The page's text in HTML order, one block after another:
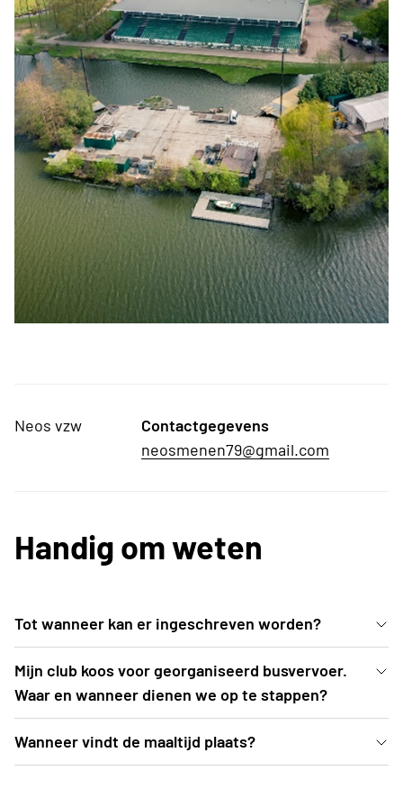
Neos vzw
Contactgegevens
neosmenen79@gmail.com
Handig om weten
Tot wanneer kan er ingeschreven worden?
Inschrijven kan uiterlijk t.e.m. vrijdag 5 juni 2026 of
tot zolang de voorraad strekt.
Mijn club koos voor georganiseerd busvervoer.
Waar en wanneer dienen we op te stappen?
De busroutes worden opgemaakt nadat
inschrijvingen zijn afgesloten. Een drietal weken
Wanneer vindt de maaltijd plaats?